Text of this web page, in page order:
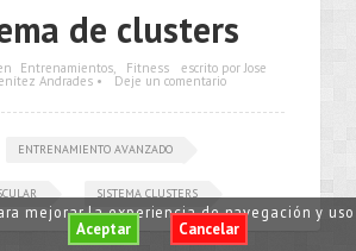
de clusters
Entrenamientos, Fitness escrito por Jose
Andrades • Deje un comentario
ENTRENAMIENTO AVANZADO
SISTEMA CLUSTERS
mejorar la experiencia de navegación y
Aceptar Cancelar